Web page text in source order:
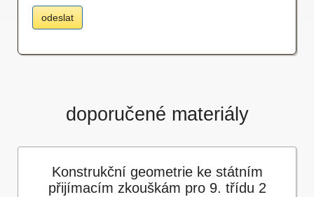
doporučené materiály
Konstrukční geometrie ke státním
přijímacím zkouškám pro 9. třídu 2